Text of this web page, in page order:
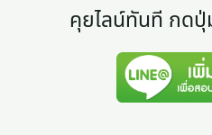
คุยไลน์ทันที กดปุ่